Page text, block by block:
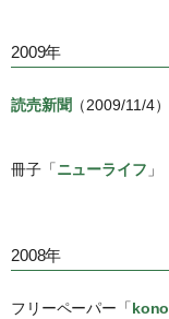
2009年
読売新聞 （2009/11/4）
冊子「ニューライフ 」
2008年
フリーペーパー「